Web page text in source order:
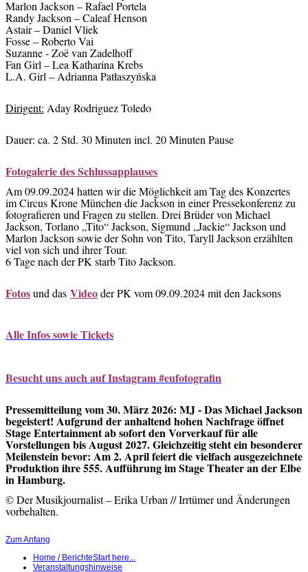
Marlon Jackson – Rafael Portela
Randy Jackson – Caleaf Henson
Astair – Daniel Vliek
Fosse – Roberto Vai
Suzanne -Zoë van Zadelhoff
Fan Girl – Lea Katharina Krebs
L.A. Girl – Adrianna Patłaszyńska
Dirigent: Aday Rodriguez Toledo
Dauer: ca. 2 Std. 30 Minuten incl. 20 Minuten Pause
Fotogalerie des Schlussapplauses
Am 09.09.2024 hatten wir die Möglichkeit am Tag des Konzertes
im Circus Krone München die Jackson in einer Pressekonferenz zu
fotografieren und Fragen zu stellen. Drei Brüder von Michael
Jackson, Torlano „Tito“ Jackson, Sigmund „Jackie“ Jackson und
Marlon Jackson sowie der Sohn von Tito, Taryll Jackson erzählten
viel von sich und ihrer Tour.
6 Tage nach der PK starb Tito Jackson.
Fotosund das Videoder PK vom 09.09.2024 mit den Jacksons
Alle Infos sowie Tickets
Besucht uns auch auf Instagram #eufotografin
Pressemitteilung vom 30. März 2026: MJ - Das Michael Jackson
begeistert! Aufgrund der anhaltend hohen Nachfrage öffnet
Stage Entertainment ab sofort den Vorverkauf für alle
Vorstellungen bis August 2027. Gleichzeitig steht ein besonderer
Meilenstein bevor: Am 2. April feiert die vielfach ausgezeichnete
Produktion ihre 555. Aufführung im Stage Theater an der Elbe
in Hamburg.
© Der Musikjournalist – Erika Urban // Irrtümer und Änderungen
vorbehalten.
Zum Anfang
Home / BerichteStart here...
Veranstaltungshinweise